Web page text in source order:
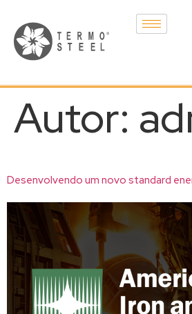
Autor:
Desenvolvendo um novo standard